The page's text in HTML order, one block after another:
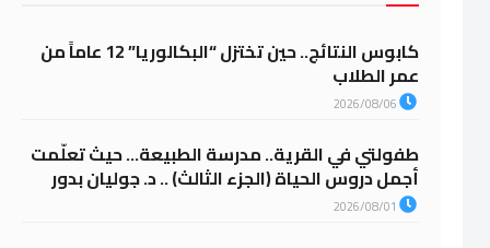
كابوس النتائج.. حين تختزل “البكالوريا” 12 عاماً من
عمر الطلاب
2026/08/06
طفولتي في القرية.. مدرسة الطبيعة… حيث تعلّمت
أجمل دروس الحياة (الجزء الثالث) .. د. جوليان بدور
2026/08/01